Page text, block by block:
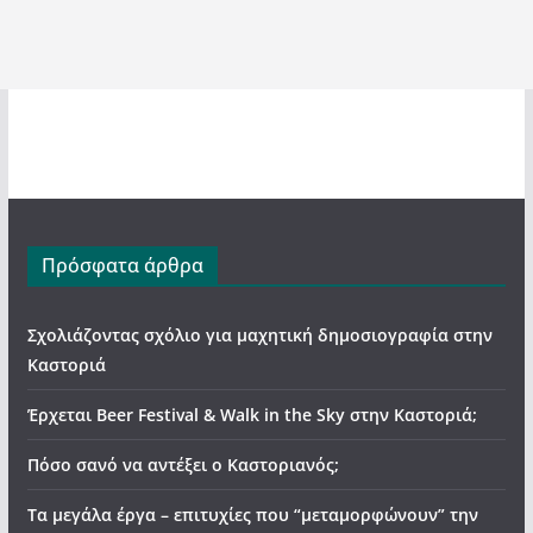
Πρόσφατα άρθρα
Σχολιάζοντας σχόλιο για μαχητική δημοσιογραφία στην
Καστοριά
Έρχεται Beer Festival & Walk in the Sky στην Καστοριά;
Πόσο σανό να αντέξει ο Καστοριανός;
Τα μεγάλα έργα – επιτυχίες που “μεταμορφώνουν” την